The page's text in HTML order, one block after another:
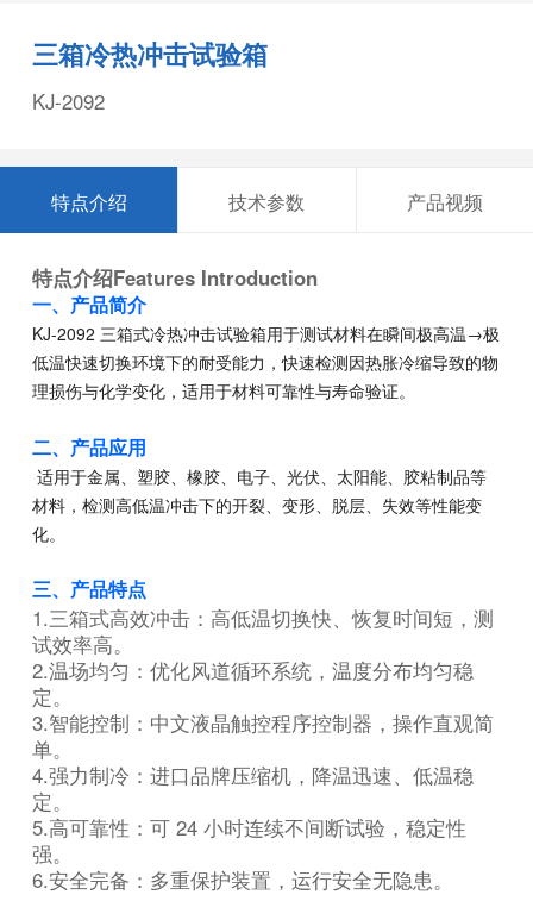
三箱冷热冲击试验箱
KJ-2092
特点介绍 技术参数 产品视频
特点介绍Features Introduction
一、产品简介
KJ-2092 三箱式冷热冲击试验箱用于测试材料在瞬间极高温→极
低温快速切换环境下的耐受能力，快速检测因热胀冷缩导致的物
理损伤与化学变化，适用于材料可靠性与寿命验证。
二、产品应用
适用于金属、塑胶、橡胶、电子、光伏、太阳能、胶粘制品等
材料，检测高低温冲击下的开裂、变形、脱层、失效等性能变
化。
三、产品特点
1.三箱式高效冲击：高低温切换快、恢复时间短，测
试效率高。
2.温场均匀：优化风道循环系统，温度分布均匀稳
定。
3.智能控制：中文液晶触控程序控制器，操作直观简
单。
4.强力制冷：进口品牌压缩机，降温迅速、低温稳
定。
5.高可靠性：可 24 小时连续不间断试验，稳定性
强。
6.安全完备：多重保护装置，运行安全无隐患。